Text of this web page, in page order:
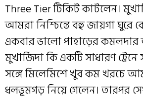
Three Tier টিকিট কাটলেন।
আমরা নিশ্চিন্তে বহু জায়গা ঘুরে
একবার ভালো পাহাড়ের কমলদার
মুখার্জিদা কি একটি সাধারণ
সঙ্গে মিলেমিশে খুব কম খরচে
ধলভূমগড় নিয়ে গেলেন। তারপর